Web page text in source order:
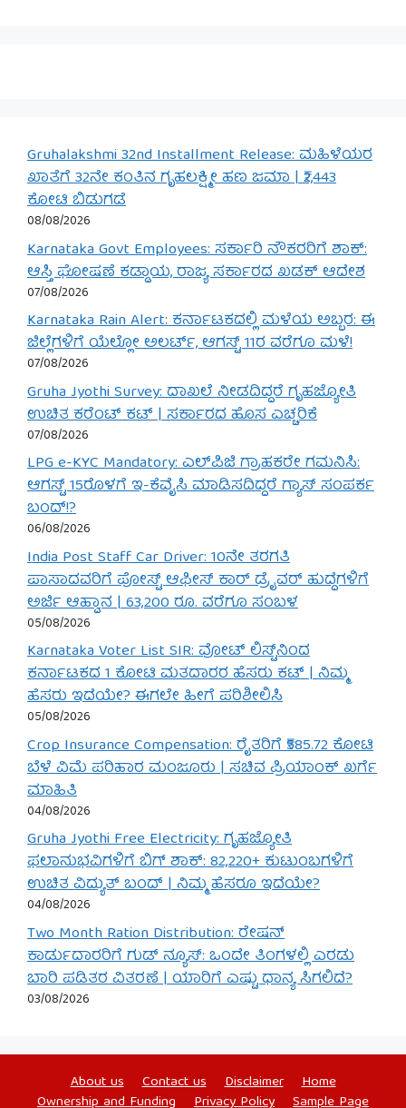
Gruhalakshmi 32nd Installment Release: ಮಹಿಳೆಯರ
ಖಾತೆಗೆ 32ನೇ ಕಂತಿನ ಗೃಹಲಕ್ಷ್ಮೀ ಹಣ ಜಮಾ | ₹2,443
ಕೋಟಿ ಬಿಡುಗಡೆ
08/08/2026
Karnataka Govt Employees: ಸರ್ಕಾರಿ ನೌಕರರಿಗೆ ಶಾಕ್:
ಆಸ್ತಿ ಘೋಷಣೆ ಕಡ್ಡಾಯ, ರಾಜ್ಯ ಸರ್ಕಾರದ ಖಡಕ್ ಆದೇಶ
07/08/2026
Karnataka Rain Alert: ಕರ್ನಾಟಕದಲ್ಲಿ ಮಳೆಯ ಅಬ್ಬರ: ಈ
ಜಿಲ್ಲೆಗಳಿಗೆ ಯೆಲ್ಲೋ ಅಲರ್ಟ್, ಆಗಸ್ಟ್ 11ರ ವರೆಗೂ ಮಳೆ!
07/08/2026
Gruha Jyothi Survey: ದಾಖಲೆ ನೀಡದಿದ್ದರೆ ಗೃಹಜ್ಯೋತಿ
ಉಚಿತ ಕರೆಂಟ್ ಕಟ್ | ಸರ್ಕಾರದ ಹೊಸ ಎಚ್ಚರಿಕೆ
07/08/2026
LPG e-KYC Mandatory: ಎಲ್‌ಪಿಜಿ ಗ್ರಾಹಕರೇ ಗಮನಿಸಿ:
ಆಗಸ್ಟ್ 15ರೊಳಗೆ ಇ-ಕೆವೈಸಿ ಮಾಡಿಸದಿದ್ದರೆ ಗ್ಯಾಸ್ ಸಂಪರ್ಕ
ಬಂದ್!?
06/08/2026
India Post Staff Car Driver: 10ನೇ ತರಗತಿ
ಪಾಸಾದವರಿಗೆ ಪೋಸ್ಟ್ ಆಫೀಸ್ ಕಾರ್ ಡ್ರೈವರ್ ಹುದ್ದೆಗಳಿಗೆ
ಅರ್ಜಿ ಆಹ್ವಾನ | 63,200 ರೂ. ವರೆಗೂ ಸಂಬಳ
05/08/2026
Karnataka Voter List SIR: ವೋಟ್ ಲಿಸ್ಟ್‌ನಿಂದ
ಕರ್ನಾಟಕದ 1 ಕೋಟಿ ಮತದಾರರ ಹೆಸರು ಕಟ್ | ನಿಮ್ಮ
ಹೆಸರು ಇದೆಯೇ? ಈಗಲೇ ಹೀಗೆ ಪರಿಶೀಲಿಸಿ
05/08/2026
Crop Insurance Compensation: ರೈತರಿಗೆ ₹585.72 ಕೋಟಿ
ಬೆಳೆ ವಿಮೆ ಪರಿಹಾರ ಮಂಜೂರು | ಸಚಿವ ಪ್ರಿಯಾಂಕ್ ಖರ್ಗೆ
ಮಾಹಿತಿ
04/08/2026
Gruha Jyothi Free Electricity: ಗೃಹಜ್ಯೋತಿ
ಫಲಾನುಭವಿಗಳಿಗೆ ಬಿಗ್ ಶಾಕ್: 82,220+ ಕುಟುಂಬಗಳಿಗೆ
ಉಚಿತ ವಿದ್ಯುತ್ ಬಂದ್ | ನಿಮ್ಮ ಹೆಸರೂ ಇದೆಯೇ?
04/08/2026
Two Month Ration Distribution: ರೇಷನ್
ಕಾರ್ಡುದಾರರಿಗೆ ಗುಡ್ ನ್ಯೂಸ್: ಒಂದೇ ತಿಂಗಳಲ್ಲಿ ಎರಡು
ಬಾರಿ ಪಡಿತರ ವಿತರಣೆ | ಯಾರಿಗೆ ಎಷ್ಟು ಧಾನ್ಯ ಸಿಗಲಿದೆ?
03/08/2026
About us Contact us Disclaimer
Home
Ownership and Funding
Privacy Policy Sample Page